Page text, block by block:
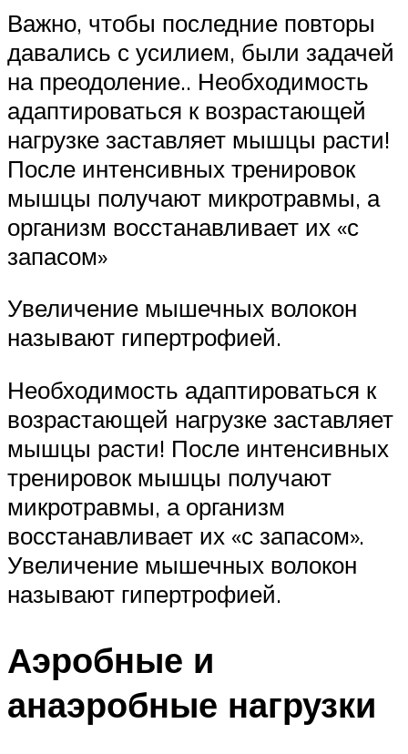
Важно, чтобы последние повторы
давались с усилием, были задачей
на преодоление.. Необходимость
адаптироваться к возрастающей
нагрузке заставляет мышцы расти!
После интенсивных тренировок
мышцы получают микротравмы, а
организм восстанавливает их «с
запасом»
Увеличение мышечных волокон
называют гипертрофией.
Необходимость адаптироваться к
возрастающей нагрузке заставляет
мышцы расти! После интенсивных
тренировок мышцы получают
микротравмы, а организм
восстанавливает их «с запасом».
Увеличение мышечных волокон
называют гипертрофией.
Аэробные и
анаэробные нагрузки